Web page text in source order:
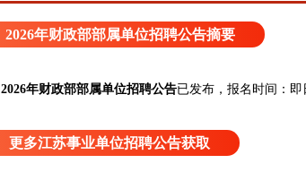
2026年财政部部属单位招聘公告摘要
2026年财政部部属单位招聘公告已发布， 报名时间：即
更多江苏事业单位招聘公告获取